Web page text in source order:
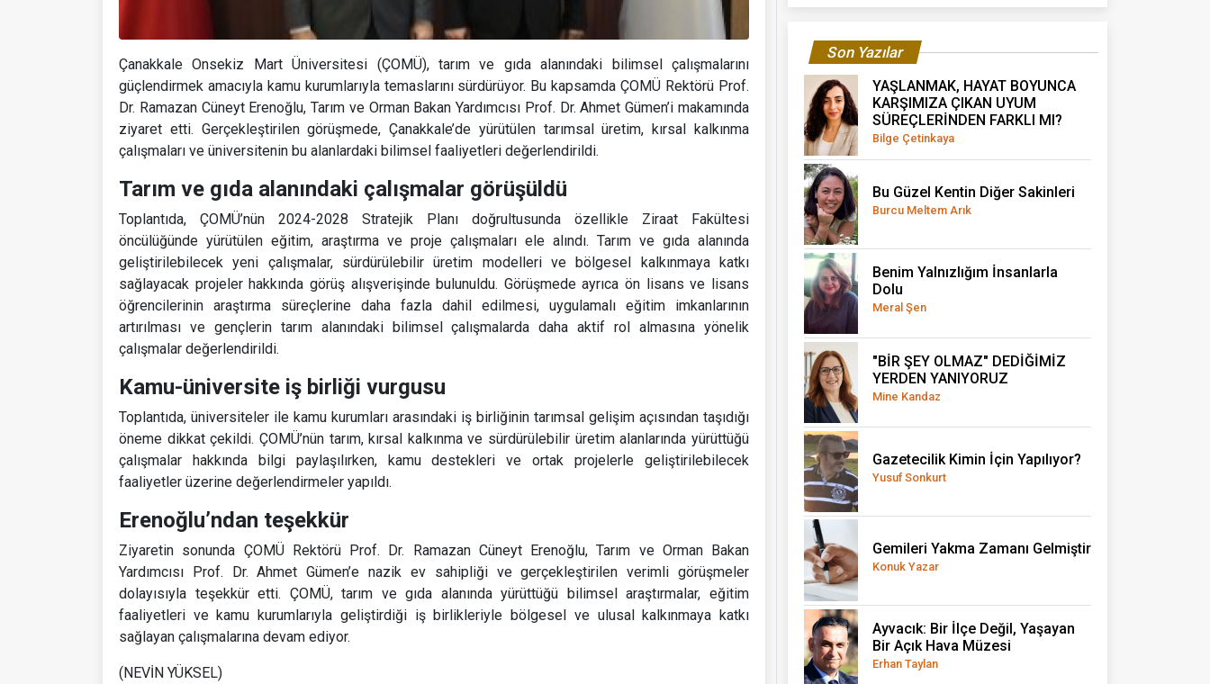
Çanakkale Onsekiz Mart Üniversitesi (ÇOMÜ), tarım ve gıda alanındaki bilimsel çalışmalarını
güçlendirmek amacıyla kamu kurumlarıyla temaslarını sürdürüyor. Bu kapsamda ÇOMÜ Rektörü Prof.
Dr. Ramazan Cüneyt Erenoğlu, Tarım ve Orman Bakan Yardımcısı Prof. Dr. Ahmet Gümen’i makamında
ziyaret etti. Gerçekleştirilen görüşmede, Çanakkale’de yürütülen tarımsal üretim, kırsal kalkınma
çalışmaları ve üniversitenin bu alanlardaki bilimsel faaliyetleri değerlendirildi.
Tarım ve gıda alanındaki çalışmalar görüşüldü
Toplantıda, ÇOMÜ’nün 2024-2028 Stratejik Planı doğrultusunda özellikle Ziraat Fakültesi
öncülüğünde yürütülen eğitim, araştırma ve proje çalışmaları ele alındı. Tarım ve gıda alanında
geliştirilebilecek yeni çalışmalar, sürdürülebilir üretim modelleri ve bölgesel kalkınmaya katkı
sağlayacak projeler hakkında görüş alışverişinde bulunuldu. Görüşmede ayrıca ön lisans ve lisans
öğrencilerinin araştırma süreçlerine daha fazla dahil edilmesi, uygulamalı eğitim imkanlarının
artırılması ve gençlerin tarım alanındaki bilimsel çalışmalarda daha aktif rol almasına yönelik
çalışmalar değerlendirildi.
Kamu-üniversite iş birliği vurgusu
Toplantıda, üniversiteler ile kamu kurumları arasındaki iş birliğinin tarımsal gelişim açısından taşıdığı
öneme dikkat çekildi. ÇOMÜ’nün tarım, kırsal kalkınma ve sürdürülebilir üretim alanlarında yürüttüğü
çalışmalar hakkında bilgi paylaşılırken, kamu destekleri ve ortak projelerle geliştirilebilecek
faaliyetler üzerine değerlendirmeler yapıldı.
Erenoğlu’ndan teşekkür
Ziyaretin sonunda ÇOMÜ Rektörü Prof. Dr. Ramazan Cüneyt Erenoğlu, Tarım ve Orman Bakan
Yardımcısı Prof. Dr. Ahmet Gümen’e nazik ev sahipliği ve gerçekleştirilen verimli görüşmeler
dolayısıyla teşekkür etti. ÇOMÜ, tarım ve gıda alanında yürüttüğü bilimsel araştırmalar, eğitim
faaliyetleri ve kamu kurumlarıyla geliştirdiği iş birlikleriyle bölgesel ve ulusal kalkınmaya katkı
sağlayan çalışmalarına devam ediyor.
(NEVİN YÜKSEL)
Son Yazılar
YAŞLANMAK, HAYAT BOYUNCA
KARŞIMIZA ÇIKAN UYUM
SÜREÇLERİNDEN FARKLI MI?
Bilge Çetinkaya
Bu Güzel Kentin Diğer Sakinleri
Burcu Meltem Arık
Benim Yalnızlığım İnsanlarla
Dolu
Meral Şen
"BİR ŞEY OLMAZ" DEDİĞİMİZ
YERDEN YANIYORUZ
Mine Kandaz
Gazetecilik Kimin İçin Yapılıyor?
Yusuf Sonkurt
Gemileri Yakma Zamanı Gelmiştir
Konuk Yazar
Ayvacık: Bir İlçe Değil, Yaşayan
Bir Açık Hava Müzesi
Erhan Taylan